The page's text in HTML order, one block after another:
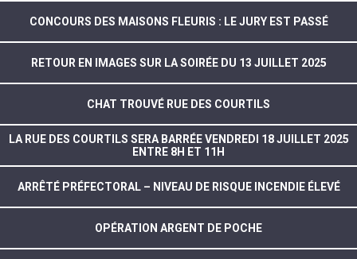
CONCOURS DES MAISONS FLEURIS : LE JURY EST PASSÉ
RETOUR EN IMAGES SUR LA SOIRÉE DU 13 JUILLET 2025
CHAT TROUVÉ RUE DES COURTILS
LA RUE DES COURTILS SERA BARRÉE VENDREDI 18 JUILLET 2025
ENTRE 8H ET 11H
ARRÊTÉ PRÉFECTORAL – NIVEAU DE RISQUE INCENDIE ÉLEVÉ
OPÉRATION ARGENT DE POCHE